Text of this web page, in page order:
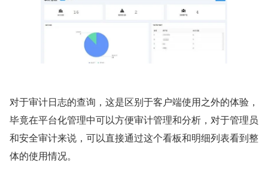
对于审计日志的查询，这是区别于客户端使用之外的体验，
毕竟在平台化管理中可以方便审计管理和分析，对于管理员
和安全审计来说，可以直接通过这个看板和明细列表看到整
体的使用情况。